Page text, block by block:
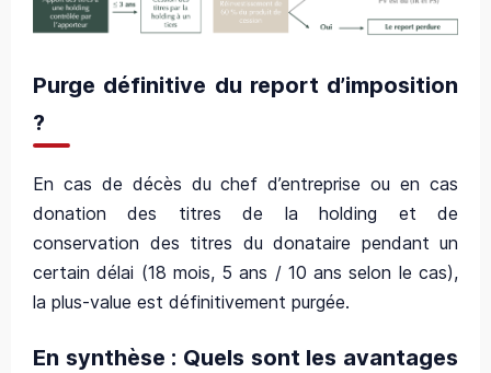
Purge définitive du report d’imposition
?
En cas de décès du chef d’entreprise ou en cas
donation des titres de la holding et de
conservation des titres du donataire pendant un
certain délai (18 mois, 5 ans / 10 ans selon le cas),
la plus-value est définitivement purgée.
En synthèse : Quels sont les avantages